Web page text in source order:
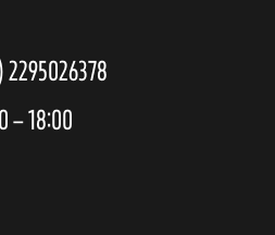
– 18:00